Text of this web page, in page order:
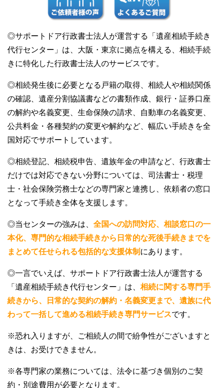
◎サポートドア行政書士法人が運営する「遺産相続手続き
代行センター」は、大阪・東京に拠点を構える、相続手続
きに特化した行政書士法人のサービスです。
◎相続発生後に必要となる戸籍の取得、相続人や相続関係
の確認、遺産分割協議書などの書類作成、銀行・証券口座
の解約や名義変更、生命保険の請求、自動車の名義変更、
公共料金・各種契約の変更や解約など、幅広い手続きを全
国対応でサポートしています。
◎相続登記、相続税申告、遺族年金の申請など、行政書士
だけでは対応できない分野については、司法書士・税理
士・社会保険労務士などの専門家と連携し、依頼者の窓口
となって手続き全体を支援します。
◎当センターの強みは、 全国への訪問対応、相談窓口の一
本化、専門的な相続手続きから日常的な死後手続きまでを
まとめて任せられる包括的な支援体制 にあります。
◎一言でいえば、サポートドア行政書士法人が運営する
「遺産相続手続き代行センター」は、 相続に関する専門手
続きから、日常的な契約の解約・名義変更まで、遺族に代
わって一括して進める相続手続き専門サービスです。
※恐れ入りますが、ご相続人の間で紛争性がございますと
きは、お受けできません。
※各専門家の業務については、法令に基づき個別のご契
約・別途費用が必要となります。